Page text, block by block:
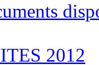
2012